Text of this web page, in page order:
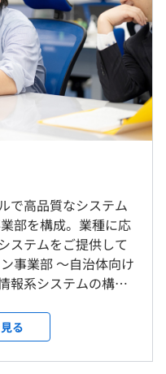
守
保守（調査、詳細設計書
書作成、画面設計、バッ
スト、総合テスト、バグ
合わせやフォロー）
）
。
宅
ものではありません）
高品質なシステム
部を構成。業種に応
ステムをご提供して
報系システムの構
システムにおいて、
守を手掛けています。
験に基づく提案力や
る